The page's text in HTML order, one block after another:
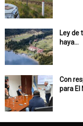
Ley de
haya...
Con
para El